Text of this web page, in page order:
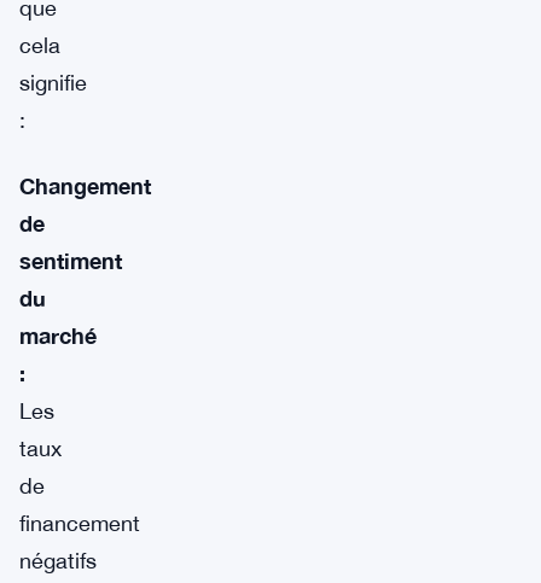
que
cela
signifie
:
Changement
de
sentiment
du
marché
:
Les
taux
de
financement
négatifs